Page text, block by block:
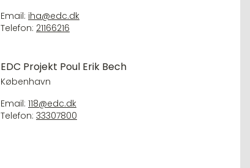
Email: iha@edc.dk
Telefon: 21166216
EDC Projekt Poul Erik Bech
København
Email: 118@edc.dk
Telefon: 33307800